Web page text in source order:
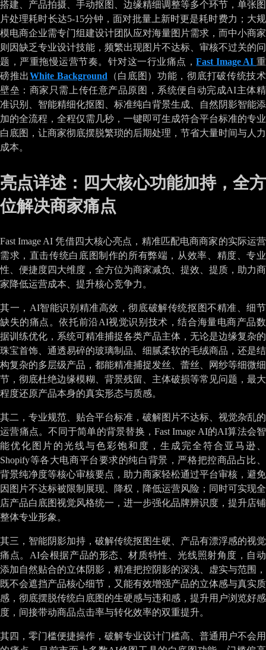
搭建、产品拍摄、手动抠图、边缘精细调整等多个环节，单张图
片处理耗时长达5-15分钟，面对批量上新时更是耗时费力；大规
模电商企业需专门组建设计团队应对海量图片需求，而中小商家
则因缺乏专业设计技能，频繁出现图片不达标、审核不过关的问
题，严重拖慢运营节奏。针对这一行业痛点，Fast Image AI重
磅推出White Background （白底图）功能，彻底打破传统技术
壁垒：商家只需上传任意产品原图，系统便自动完成AI主体精
准识别、智能精细化抠图、标准纯白背景生成、自然阴影智能添
加的全流程，全程仅需几秒，一键即可生成符合平台标准的专业
白底图，让商家彻底摆脱繁琐的后期处理，节省大量时间与人力
成本。
亮点详述：四大核心功能加持，全方
位解决商家痛点
Fast Image AI 凭借四大核心亮点，精准匹配电商商家的实际运营
需求，直击传统白底图制作的所有弊端，从效率、精度、专业
性、便捷度四大维度，全方位为商家减负、提效、提质，助力商
家降低运营成本、提升核心竞争力。
其一，AI智能识别精准高效，彻底破解传统抠图不精准、细节
缺失的痛点。依托前沿AI视觉识别技术，结合海量电商产品数
据训练优化，系统可精准捕捉各类产品主体，无论是边缘复杂的
珠宝首饰、通透易碎的玻璃制品、细腻柔软的毛绒商品，还是结
构复杂的多层级产品，都能精准捕捉发丝、蕾丝、网纱等细微细
节，彻底杜绝边缘模糊、背景残留、主体破损等常见问题，最大
程度还原产品本身的真实形态与质感。
其二，专业规范、贴合平台标准，破解图片不达标、视觉杂乱的
运营痛点。不同于简单的背景替换，Fast Image AI的AI算法会智
能优化图片的光线与色彩饱和度，生成完全符合亚马逊、
Shopify等各大电商平台要求的纯白背景，严格把控商品占比、
背景纯净度等核心审核要点，助力商家轻松通过平台审核，避免
因图片不达标被限制展现、降权，降低运营风险；同时可实现全
店产品白底图视觉风格统一，进一步强化品牌辨识度，提升店铺
整体专业形象。
其三，智能阴影加持，破解传统抠图生硬、产品有漂浮感的视觉
痛点。AI会根据产品的形态、材质特性、光线照射角度，自动
添加自然贴合的立体阴影，精准把控阴影的深浅、虚实与范围，
既不会遮挡产品核心细节，又能有效增强产品的立体感与真实质
感，彻底摆脱传统白底图的生硬感与违和感，提升用户浏览好感
度，间接带动商品点击率与转化效率的双重提升。
其四，零门槛便捷操作，破解专业设计门槛高、普通用户不会用